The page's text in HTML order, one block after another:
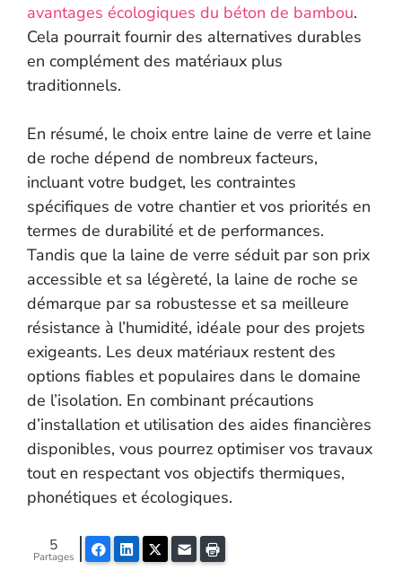
avantages écologiques du béton de bambou.
Cela pourrait fournir des alternatives durables
en complément des matériaux plus
traditionnels.
En résumé, le choix entre laine de verre et laine
de roche dépend de nombreux facteurs,
incluant votre budget, les contraintes
spécifiques de votre chantier et vos priorités en
termes de durabilité et de performances.
Tandis que la laine de verre séduit par son prix
accessible et sa légèreté, la laine de roche se
démarque par sa robustesse et sa meilleure
résistance à l’humidité, idéale pour des projets
exigeants. Les deux matériaux restent des
options fiables et populaires dans le domaine
de l’isolation. En combinant précautions
d’installation et utilisation des aides financières
disponibles, vous pourrez optimiser vos travaux
tout en respectant vos objectifs thermiques,
phonétiques et écologiques.
FacebookLinkedInTwitterE-mail
Partages
5